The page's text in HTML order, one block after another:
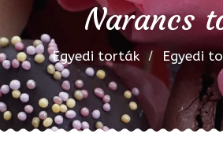
Narancs
Egyedi torták Egyedi